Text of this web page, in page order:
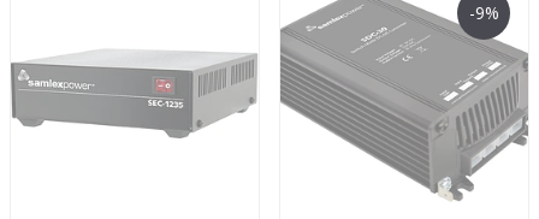
-9%